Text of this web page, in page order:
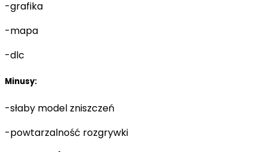
-grafika
-mapa
-dlc
Minusy:
-słaby model zniszczeń
-powtarzalność rozgrywki